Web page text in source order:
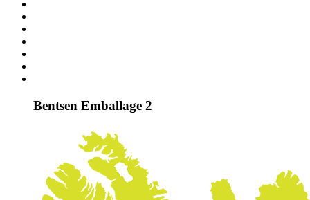
Bentsen Emballage 2